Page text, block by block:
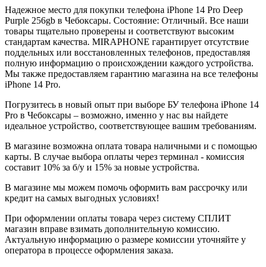
Надежное место для покупки телефона iPhone 14 Pro Deep
Purple 256gb в Чебоксары. Состояние: Отличный. Все наши
товары тщательно проверены и соответствуют высоким
стандартам качества. MIRAPHONE гарантирует отсутствие
поддельных или восстановленных телефонов, предоставляя
полную информацию о происхождении каждого устройства.
Мы также предоставляем гарантию магазина на все телефоны
iPhone 14 Pro.
Погрузитесь в новый опыт при выборе БУ телефона iPhone 14
Pro в Чебоксары – возможно, именно у нас вы найдете
идеальное устройство, соответствующее вашим требованиям.
В магазине возможна оплата товара наличными и с помощью
карты. В случае выбора оплаты через терминал - комиссия
составит 10% за б/у и 15% за новые устройства.
В магазине мы можем помочь оформить вам рассрочку или
кредит на самых выгодных условиях!
При оформлении оплаты товара через систему СПЛИТ
магазин вправе взимать дополнительную комиссию.
Актуальную информацию о размере комиссии уточняйте у
оператора в процессе оформления заказа.